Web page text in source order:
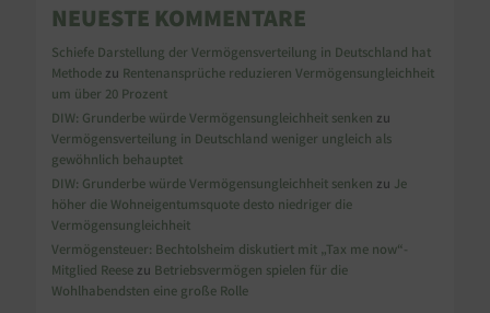
NEUESTE KOMMENTARE
Schiefe Darstellung der Vermögensverteilung in Deutschland hat
Methode zu Rentenansprüche reduzieren Vermögensungleichheit
um über 20 Prozent
DIW: Grunderbe würde Vermögensungleichheit senken zu
Vermögensverteilung in Deutschland weniger ungleich als
gewöhnlich behauptet
DIW: Grunderbe würde Vermögensungleichheit senken zu Je
höher die Wohneigentumsquote desto niedriger die
Vermögensungleichheit
Vermögensteuer: Bechtolsheim diskutiert mit „Tax me now“-
Mitglied Reese zu Betriebsvermögen spielen für die
Wohlhabendsten eine große Rolle